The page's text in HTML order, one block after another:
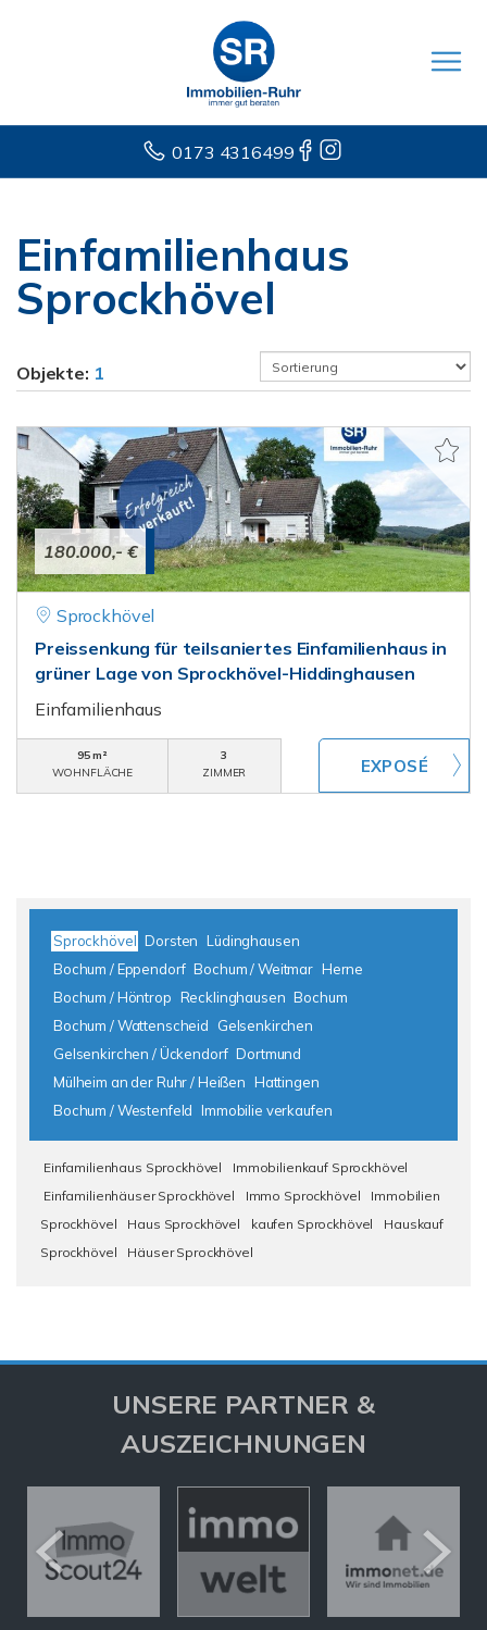
0173 4316499
Einfamilienhaus
Sprockhövel
Objekte: 1
180.000,- €
Sprockhövel
Preissenkung für teilsaniertes Einfamilienhaus in
grüner Lage von Sprockhövel-Hiddinghausen
Einfamilienhaus
95 m²
WOHNFLÄCHE
3
ZIMMER
Sprockhövel Dorsten Lüdinghausen
Bochum / Eppendorf Bochum / Weitmar Herne
Bochum / Höntrop Recklinghausen Bochum
Bochum / Wattenscheid
Gelsenkirchen
Gelsenkirchen / Ückendorf Dortmund
Mülheim an der Ruhr / Heißen Hattingen
Bochum / Westenfeld Immobilie verkaufen
Einfamilienhaus Sprockhövel
Immobilienkauf Sprockhövel
Einfamilienhäuser Sprockhövel
Immo Sprockhövel
Immobilien
Sprockhövel
Haus Sprockhövel kaufen Sprockhövel
Hauskauf
Sprockhövel
Häuser Sprockhövel
UNSERE PARTNER &
AUSZEICHNUNGEN